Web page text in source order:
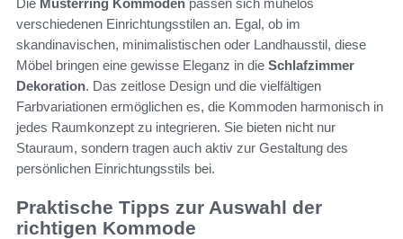
verschiedenen Einrichtungsstilen an. Egal, ob im
skandinavischen, minimalistischen oder Landhausstil, diese
Möbel bringen eine gewisse Eleganz in die Schlafzimmer
Dekoration. Das zeitlose Design und die vielfältigen
Farbvariationen ermöglichen es, die Kommoden harmonisch in
jedes Raumkonzept zu integrieren. Sie bieten nicht nur
Stauraum, sondern tragen auch aktiv zur Gestaltung des
persönlichen Einrichtungsstils bei.
Praktische Tipps zur Auswahl der
richtigen Kommode